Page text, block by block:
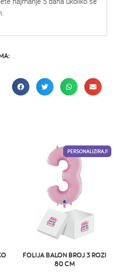
PERSONALIZIRAJ!
FOLIJA BALON BROJ 3 ROZI
80 CM